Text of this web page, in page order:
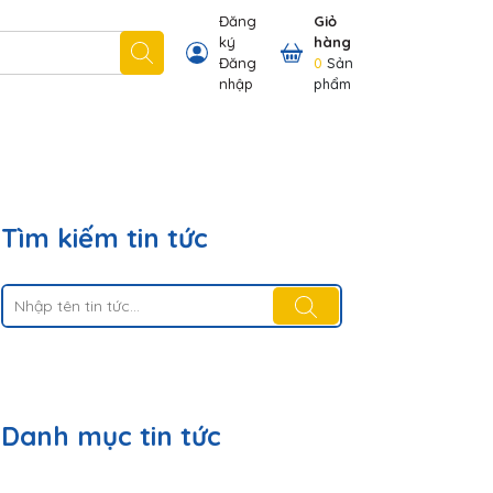
nhãn hiệu chúng tôi có Thông tin khách hàng
Đăng
ký
Đăng
nhập
Giỏ
hàng
0 Sản
phẩm
Tìm kiếm tin tức
Danh mục tin tức